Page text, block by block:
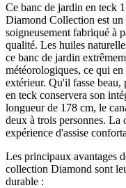
Ce banc de jardin en teck
Diamond Collection est un
soigneusement fabriqué à
qualité. Les huiles
ce banc de jardin
météorologiques, ce qui
extérieur. Qu'il fasse
en teck conservera son
longueur de 178 cm, le
deux à trois personnes.
expérience d'assise
Les principaux avantages
collection Diamond sont
durable :